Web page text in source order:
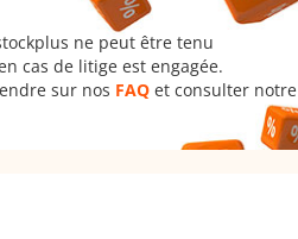
ne peut être tenu
cas de litige est engagée.
sur nos FAQ et consulter notre